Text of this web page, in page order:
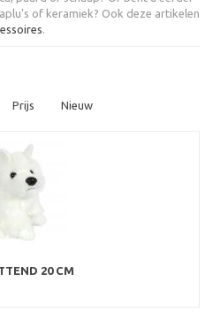
of keramiek? Ook deze artikelen
.
Prijs Nieuw
20 CM